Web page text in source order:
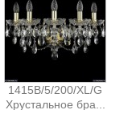
1415B/5/200/XL/G
Хрустальное бра...